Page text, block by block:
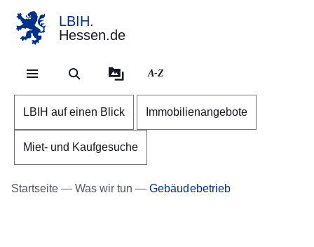
LBIH.
Hessen.de
A-Z
LBIH auf einen Blick Immobilienangebote
Miet- und Kaufgesuche
Startseite Was wir tun Gebäudebetrieb